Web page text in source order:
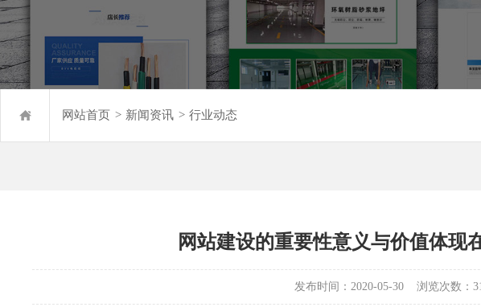
网站首页 > 新闻资讯 > 行业动态
网站建设的重要性意义与价值体现
发布时间：2020-05-30 浏览次数：